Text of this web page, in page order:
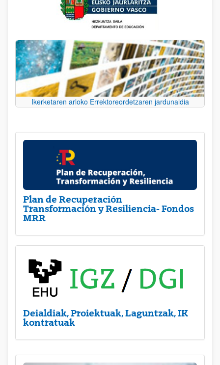
Ikerketaren arloko Errektoreordetzaren jardunaldia
Plan de Recuperación
Transformación y Resiliencia- Fondos
MRR
Deialdiak, Proiektuak, Laguntzak, IK
kontratuak